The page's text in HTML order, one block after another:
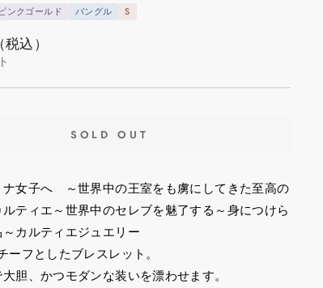
ンクゴールド バングル S
（税込）
SOLD OUT
ナ女子へ ～世界中の王室をも虜にしてきた至高の
ティエ～世界中のセレブを魅了する～身につけら
カルティエジュエリー
ーフとしたブレスレット。
胆、かつモダンな装いを漂わせます。